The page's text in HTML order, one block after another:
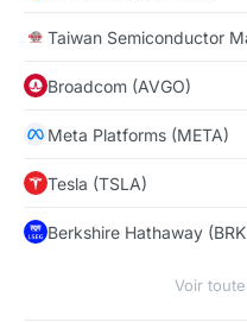
Taiwan Semiconductor
Broadcom (AVGO)
Meta Platforms (META)
Tesla (TSLA)
Berkshire Hathaway
Voir